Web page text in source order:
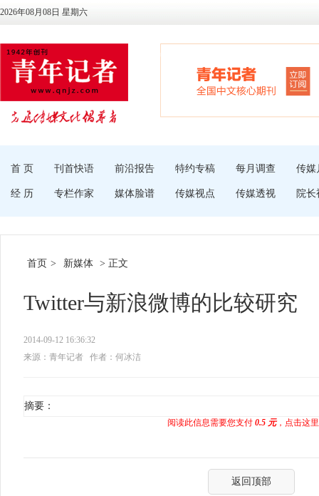
2026年08月08日 星期六
首 页 刊首快语 前沿报告 特约专稿 每月调查 传媒
经 历 专栏作家 媒体脸谱 传媒视点 传媒透视 院长
首页 > 新媒体 > 正文
Twitter与新浪微博的比较研究
2014-09-12 16:36:32
来源：青年记者
作者：何冰洁
摘要：
阅读此信息需要您支付 0.5 元，点击这
返回顶部